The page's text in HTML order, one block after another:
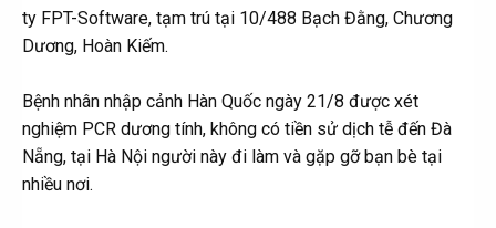
ty FPT-Software, tạm trú tại 10/488 Bạch Đằng, Chương
Dương, Hoàn Kiếm.
Bệnh nhân nhập cảnh Hàn Quốc ngày 21/8 được xét
nghiệm PCR dương tính, không có tiền sử dịch tễ đến Đà
Nẵng, tại Hà Nội người này đi làm và gặp gỡ bạn bè tại
nhiều nơi.